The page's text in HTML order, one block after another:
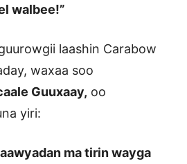
walbee!”
laashin Carabow
waxaa soo
Guuxaay, oo
yiri:
ma tirin wayga